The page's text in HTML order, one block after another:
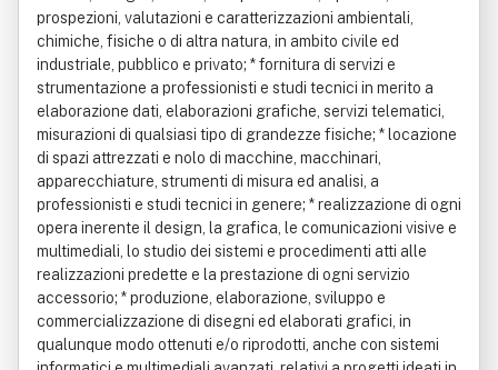
prospezioni, valutazioni e caratterizzazioni ambientali,
chimiche, fisiche o di altra natura, in ambito civile ed
industriale, pubblico e privato; * fornitura di servizi e
strumentazione a professionisti e studi tecnici in merito a
elaborazione dati, elaborazioni grafiche, servizi telematici,
misurazioni di qualsiasi tipo di grandezze fisiche; * locazione
di spazi attrezzati e nolo di macchine, macchinari,
apparecchiature, strumenti di misura ed analisi, a
professionisti e studi tecnici in genere; * realizzazione di ogni
opera inerente il design, la grafica, le comunicazioni visive e
multimediali, lo studio dei sistemi e procedimenti atti alle
realizzazioni predette e la prestazione di ogni servizio
accessorio; * produzione, elaborazione, sviluppo e
commercializzazione di disegni ed elaborati grafici, in
qualunque modo ottenuti e/o riprodotti, anche con sistemi